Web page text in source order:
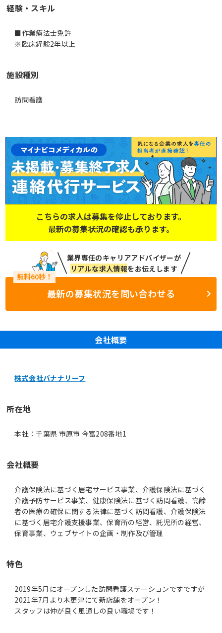
経験・スキル
■作業療法士免許
※臨床経験2年以上
施設種別
訪問看護
こちらの求人は募集を停止しております。
最新の募集状況の確認も承ります。
業界専任のキャリアアドバイザーが
リアルな求人情報をお伝えします
最新の募集状況を問い合わせる
会社概要
株式会社バナナリーフ
所在地
本社：千葉県 市原市 今富208番地1
会社概要
介護保険法に基づく居宅サービス事業、介護保険法に基づく
介護予防サービス事業、健康保険法に基づく訪問看護、高齢
者の医療の確保に関する法律に基づく訪問看護、介護保険法
に基づく居宅介護支援事業、保育所の経営、託児所の経営、
保育事業、ウェブサイトの企画・制作及び管理
特色
2019年5月にオープンした訪問看護ステーションですですが
2021年7月より木更津にて新店舗をオープン！
スタッフは仲が良く風通しの良い職場です！